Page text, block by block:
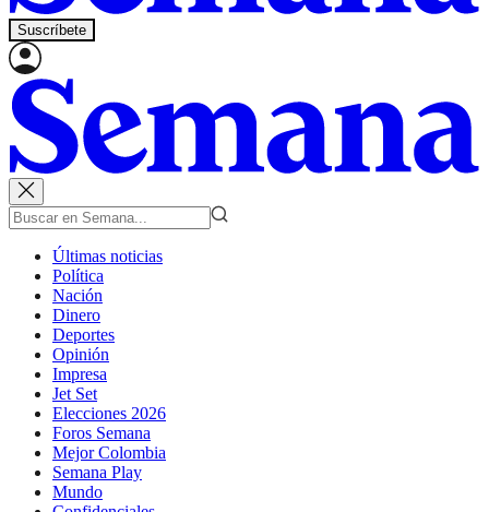
Suscríbete
Últimas noticias
Política
Nación
Dinero
Deportes
Opinión
Impresa
Jet Set
Elecciones 2026
Foros Semana
Mejor Colombia
Semana Play
Mundo